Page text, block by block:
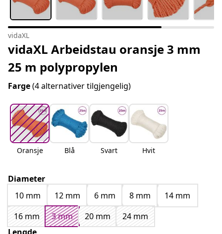
vidaXL
vidaXL Arbeidstau oransje 3 mm
25 m polypropylen
Farge(4 alternativer tilgjengelig)
Oransje Blå Svart Hvit
Diameter
10 mm
12 mm 6 mm 8 mm
14 mm
16 mm
3 mm 20 mm
24 mm